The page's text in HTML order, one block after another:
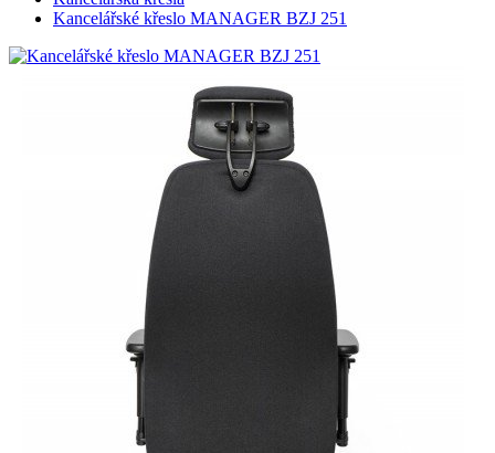
Kancelářské křeslo MANAGER BZJ 251